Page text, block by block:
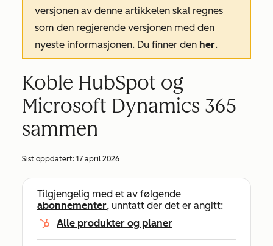
versjonen av denne artikkelen skal regnes
som den regjerende versjonen med den
nyeste informasjonen. Du finner den her.
Koble HubSpot og
Microsoft Dynamics 365
sammen
Sist oppdatert: 17 april 2026
Tilgjengelig med et av følgende
abonnementer, unntatt der det er angitt:
Alle produkter og planer